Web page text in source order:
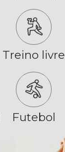
Treino livre
Futebol